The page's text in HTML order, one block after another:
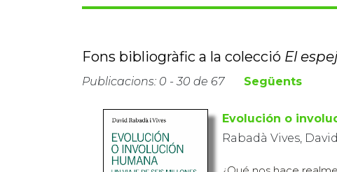
Fons bibliogràfic a la colecció El
Publicacions: 0 - 30 de 67 Següents
Evolución o
Rabadà Vives, David